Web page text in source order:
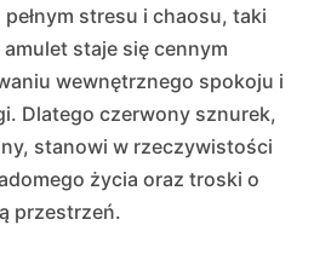
stresu i chaosu, taki
staje się cennym
wewnętrznego spokoju i
Dlatego czerwony sznurek,
stanowi w rzeczywistości
życia oraz troski o
przestrzeń.